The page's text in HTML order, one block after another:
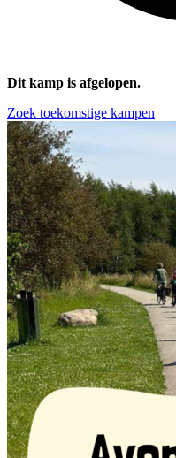
Dit kamp is afgelopen.
Zoek toekomstige kampen